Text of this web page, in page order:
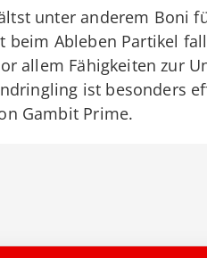
unter anderem Boni
beim Ableben Partikel
allem Fähigkeiten zur
ist besonders
Gambit Prime.